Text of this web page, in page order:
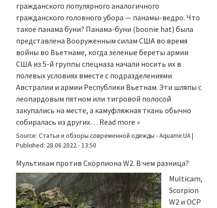
гражданского популярного аналогичного
гражданского головного убора — панамы-ведро. Что
такое панама буни? Панама-буни (boonie hat) была
представлена Вооруженным силам США во время
войны во Вьетнаме, когда зеленые береты армии
США из 5-й группы спецназа начали носить их в
полевых условиях вместе с подразделениями
Австралии и армии Республики Вьетнам. Эти шляпы с
леопардовым пятном или тигровой полосой
закупались на месте, а камуфляжная ткань обычно
собиралась из других… Read more »
Source: Статьи и обзоры современной одежды - Aquamir.UA|
Published: 28.06.2022 - 13:50
Мультикам против Скорпиона W2. В чем разница?
Multicam,
Scorpion
W2 и OCP